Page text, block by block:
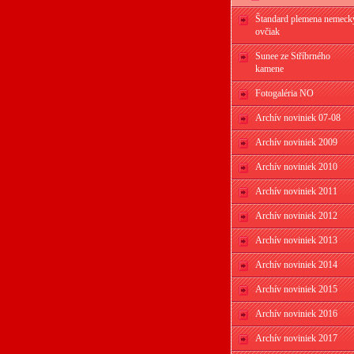
Štandard plemena
ovčiak
Sunee ze Stříbrného
kamene
Fotogaléria NO
Archív noviniek 07-08
Archív noviniek 2009
Archív noviniek 2010
Archív noviniek 2011
Archív noviniek 2012
Archív noviniek 2013
Archív noviniek 2014
Archív noviniek 2015
Archív noviniek 2016
Archív noviniek 2017